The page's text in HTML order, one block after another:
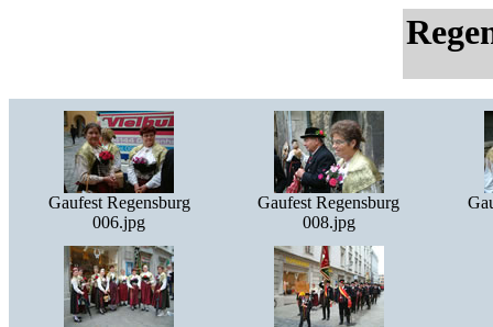
Gaufest Regensburg
006.jpg
Gaufest Regensburg
008.jpg